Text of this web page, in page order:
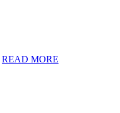
READ MORE